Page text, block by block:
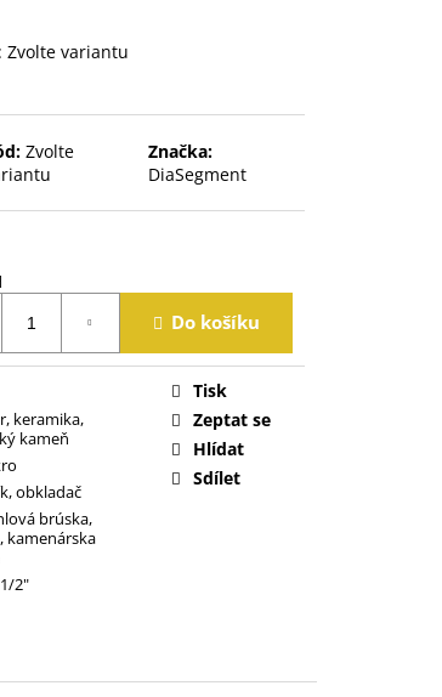
Zvolte variantu
Zvolte
Značka:
DiaSegment
Do košíku
keramika,
kameň
obkladač
brúska,
kamenárska
2"
Tisk
Zeptat se
Hlídat
Sdílet